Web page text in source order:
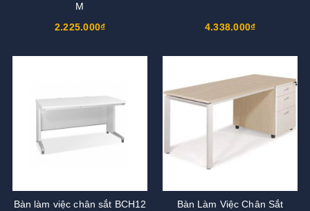
M
2.225.000₫
4.338.000₫
Bàn làm việc chân sắt BCH12
Bàn Làm Việc Chân Sắt